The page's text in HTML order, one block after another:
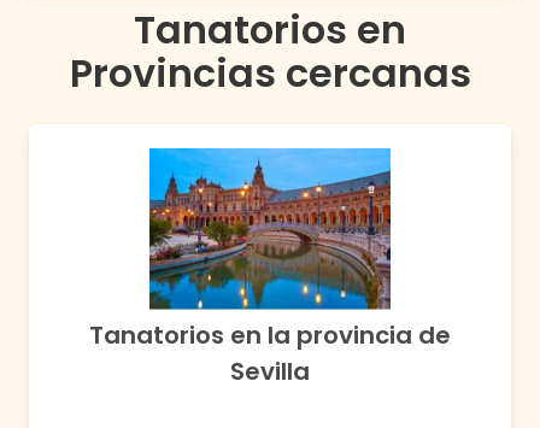
Tanatorios en
Provincias cercanas
Tanatorios en la provincia de
Sevilla